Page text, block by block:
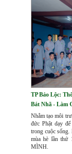
TP Bảo Lộc:
Bát Nhã - Làm
Nhằm tạo môi
đức Phật dạy
trong cuộc
mùa hè lần
MÌNH.